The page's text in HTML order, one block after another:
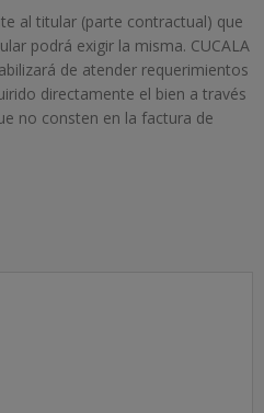
al titular (parte contractual) que
podrá exigir la misma. CUCALA
de atender requerimientos
directamente el bien a través
no consten en la factura de